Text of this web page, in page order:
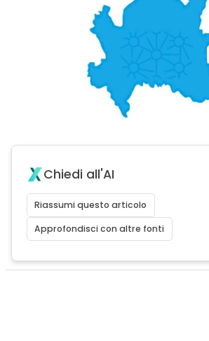
Chiedi all'AI
Riassumi questo articolo
Approfondisci con altre fonti